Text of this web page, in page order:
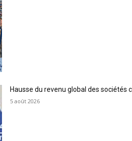
Hausse du revenu global des sociétés
5 août 2026